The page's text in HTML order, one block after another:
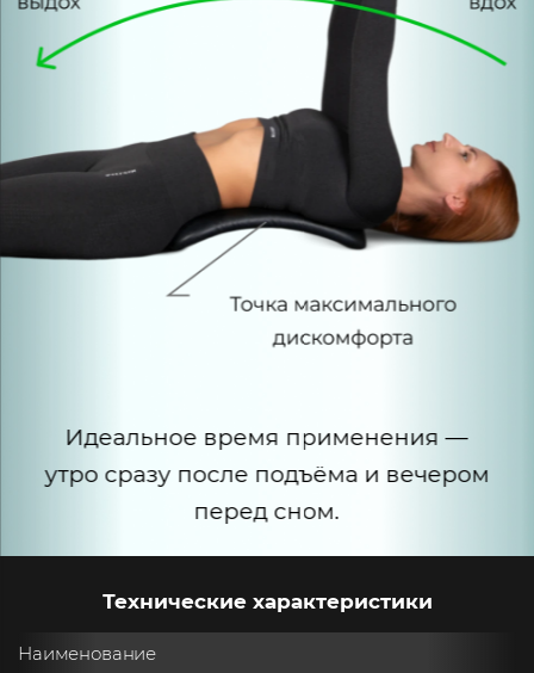
Идеальное время применения —
утро сразу после подъёма и вечером
перед сном.
Технические характеристики
Наименование